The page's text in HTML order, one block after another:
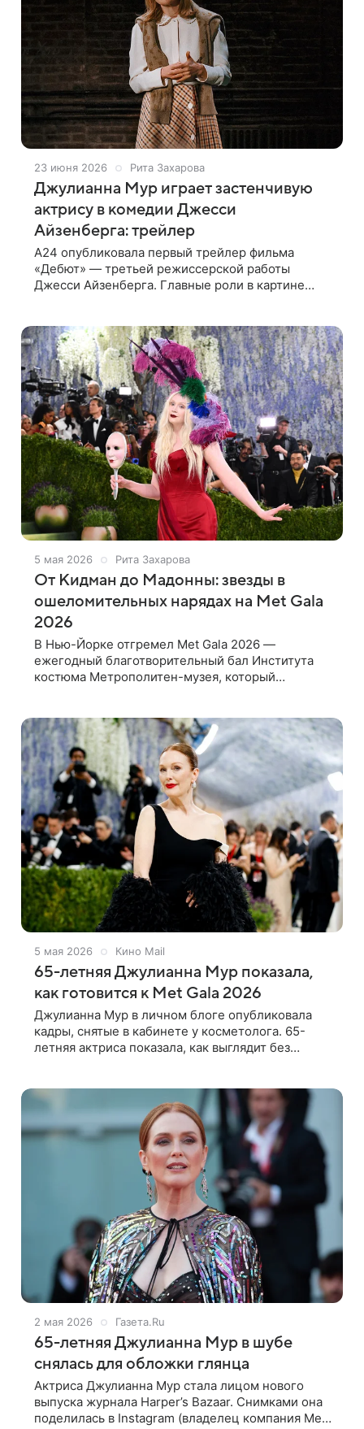
23 июня 2026 Рита Захарова
Джулианна Мур играет застенчивую
актрису в комедии Джесси
Айзенберга: трейлер
A24 опубликовала первый трейлер фильма
«Дебют» — третьей режиссерской работы
Джесси Айзенберга. Главные роли в картине
поставил
5 мая 2026 Рита Захарова
От Кидман до Мадонны: звезды в
ошеломительных нарядах на Met Gala
2026
В Нью-Йорке отгремел Met Gala 2026 —
ежегодный благотворительный бал Института
костюма Метрополитен-музея, который
Николь
5 мая 2026 Кино Mail
65-летняя Джулианна Мур показала,
как готовится к Met Gala 2026
Джулианна Мур в личном блоге опубликовала
кадры, снятые в кабинете у косметолога. 65-
летняя актриса показала, как выглядит без
2 мая 2026 Газета.Ru
65-летняя Джулианна Мур в шубе
снялась для обложки глянца
Актриса Джулианна Мур стала лицом нового
выпуска журнала Harper’s Bazaar. Снимками она
поделилась в Instagram (владелец компания Meta